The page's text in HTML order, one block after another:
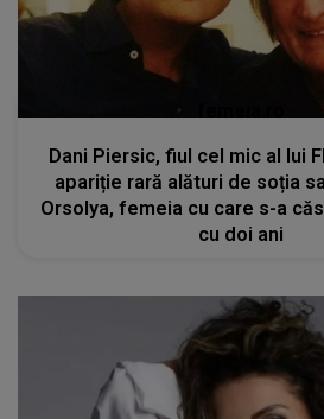
Dani Piersic, fiul cel mic al lui
apariție rară alături de soția
Orsolya, femeia cu care s-a
cu doi ani